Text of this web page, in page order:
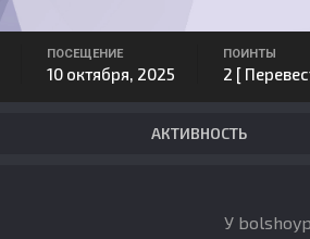
ПОСЕЩЕНИЕ
10 октября, 2025
ПОИНТЫ
2 [
АКТИВНОСТЬ
У